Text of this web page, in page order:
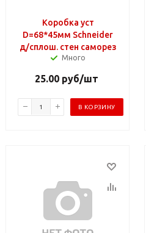
Коробка уст
D=68*45мм Schneider
д/сплош. стен саморез
Много
25.00 руб/шт
В КОРЗИНУ